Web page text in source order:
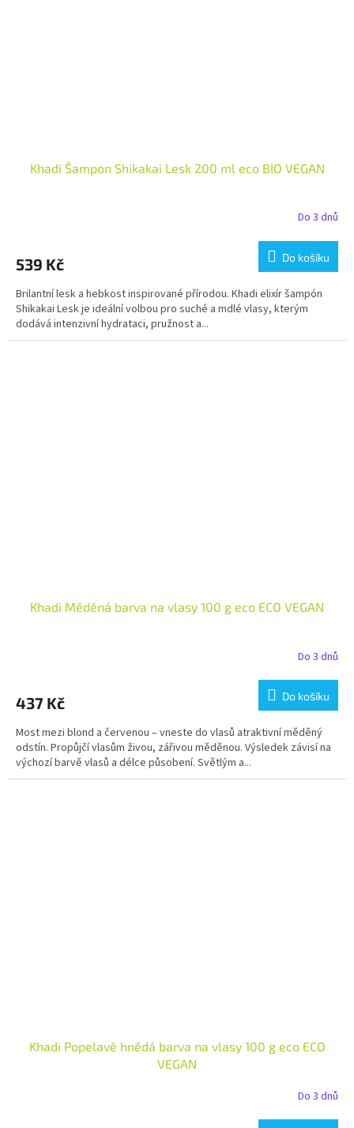
Khadi Šampon Shikakai Lesk 200 ml eco BIO VEGAN
Do 3 dnů
539 Kč Do košíku
Brilantní lesk a hebkost inspirované přírodou. Khadi elixír šampón
Shikakai Lesk je ideální volbou pro suché a mdlé vlasy, kterým
dodává intenzivní hydrataci, pružnost a...
Khadi Měděná barva na vlasy 100 g eco ECO VEGAN
Do 3 dnů
437 Kč Do košíku
Most mezi blond a červenou – vneste do vlasů atraktivní měděný
odstín. Propůjčí vlasům živou, zářivou měděnou. Výsledek závisí na
výchozí barvě vlasů a délce působení. Světlým a...
Khadi Popelavě hnědá barva na vlasy 100 g eco ECO
VEGAN
Do 3 dnů